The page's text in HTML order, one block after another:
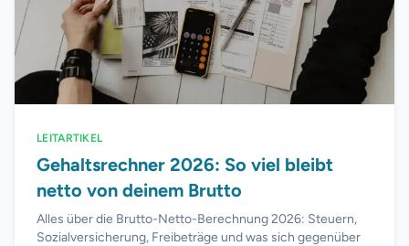
LEITARTIKEL
Gehaltsrechner 2026: So viel bleibt
netto von deinem Brutto
Alles über die Brutto-Netto-Berechnung 2026: Steuern,
Sozialversicherung, Freibeträge und was sich gegenüber